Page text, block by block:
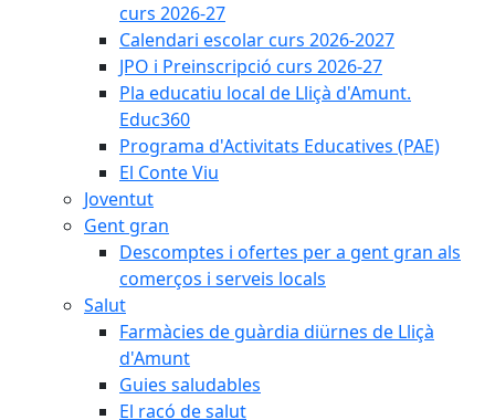
curs 2026-27
Calendari escolar curs 2026-2027
JPO i Preinscripció curs 2026-27
Pla educatiu local de Lliçà d'Amunt.
Educ360
Programa d'Activitats Educatives (PAE)
El Conte Viu
Joventut
Gent gran
Descomptes i ofertes per a gent gran als
comerços i serveis locals
Salut
Farmàcies de guàrdia diürnes de Lliçà
d'Amunt
Guies saludables
El racó de salut